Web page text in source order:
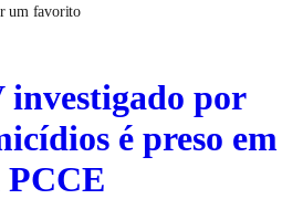
um favorito
por
é preso em
PCCE